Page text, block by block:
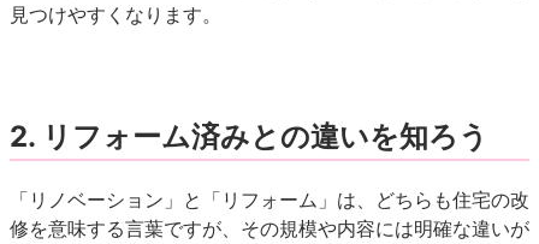
見つけやすくなります。
2. リフォーム済みとの違いを知ろう
「リノベーション」と「リフォーム」は、どちらも住宅の改
修を意味する言葉ですが、その規模や内容には明確な違いが